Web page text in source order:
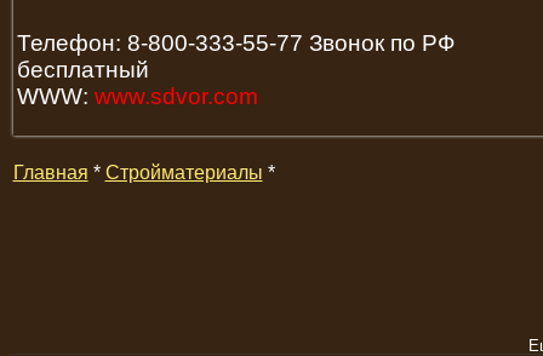
Телефон: 8-800-333-55-77 Звонок по РФ
бесплатный
WWW: www.sdvor.com
Главная * Стройматериалы *